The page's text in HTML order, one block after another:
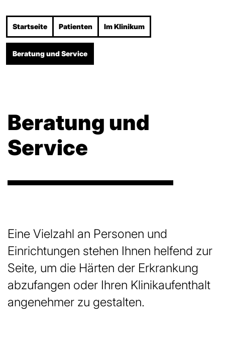
Startseite Patienten Im Klinikum
Beratung und Service
Beratung und
Service
Eine Vielzahl an Personen und
Einrichtungen stehen Ihnen helfend zur
Seite, um die Härten der Erkrankung
abzufangen oder Ihren Klinikaufenthalt
angenehmer zu gestalten.